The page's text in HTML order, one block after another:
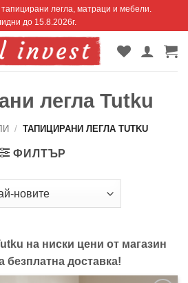
легла, матраци и мебели.
до 15.8.2026г.
легла Tutku
/ ТАПИЦИРАНИ ЛЕГЛА TUTKU
ФИЛТЪР
на ниски цени от магазин
безплатна доставка!